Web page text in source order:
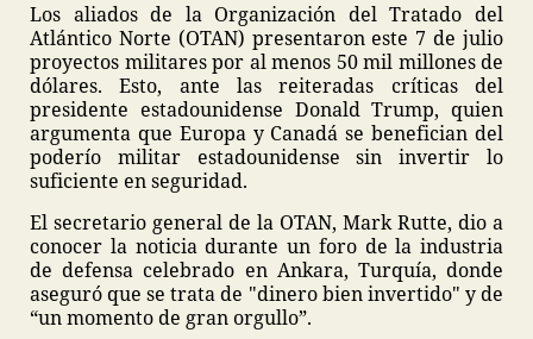
Los aliados de la Organización del Tratado del
Atlántico Norte (OTAN) presentaron este 7 de julio
proyectos militares por al menos 50 mil millones de
dólares. Esto, ante las reiteradas críticas del
presidente estadounidense Donald Trump, quien
argumenta que Europa y Canadá se benefician del
poderío militar estadounidense sin invertir lo
suficiente en seguridad.
El secretario general de la OTAN, Mark Rutte, dio a
conocer la noticia durante un foro de la industria
de defensa celebrado en Ankara, Turquía, donde
aseguró que se trata de "dinero bien invertido" y de
“un momento de gran orgullo”.